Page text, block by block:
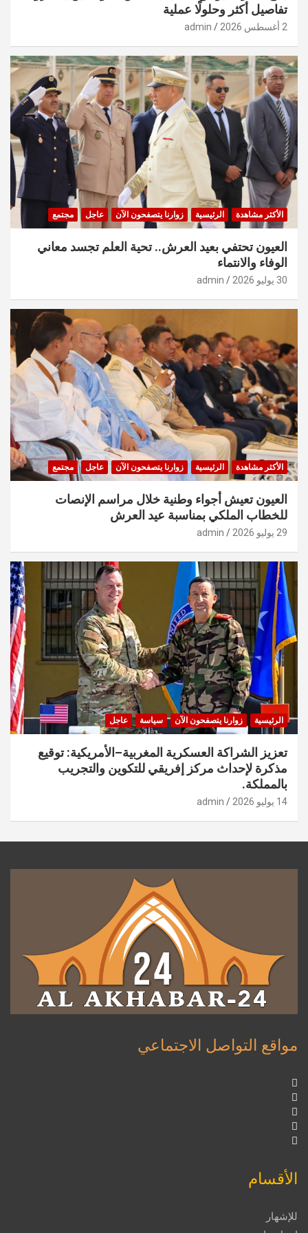
تفاصيل أكثر وحلولًا عملية
2 أغسطس 2026 admin
الأكثر مشاهدة الرئيسية زوارنا يتصفحون الآن عاجل مجتمع
العيون تحتفي بعيد العرش.. تحية العلم تجسد معاني
الوفاء والانتماء
30 يوليو 2026 admin
الأكثر مشاهدة الرئيسية زوارنا يتصفحون الآن عاجل مجتمع
العيون تعيش أجواء وطنية خلال مراسم الإنصات
للخطاب الملكي بمناسبة عيد العرش
29 يوليو 2026 admin
الرئيسية زوارنا يتصفحون الآن سياسة عاجل
تعزيز الشراكة العسكرية المغربية–الأمريكية: توقيع
مذكرة لإحداث مركز إفريقي للتكوين والتجريب
بالمملكة.
14 يوليو 2026 admin
مواقع التواصل الاجتماعي
الأقسام
للإشهار